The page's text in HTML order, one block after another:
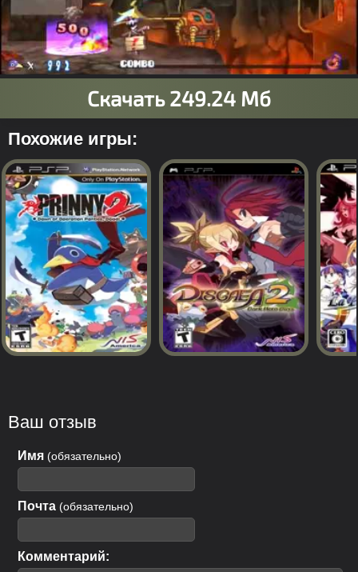
Похожие игры:
Ваш отзыв
Имя (обязательно)
Почта (обязательно)
Комментарий: